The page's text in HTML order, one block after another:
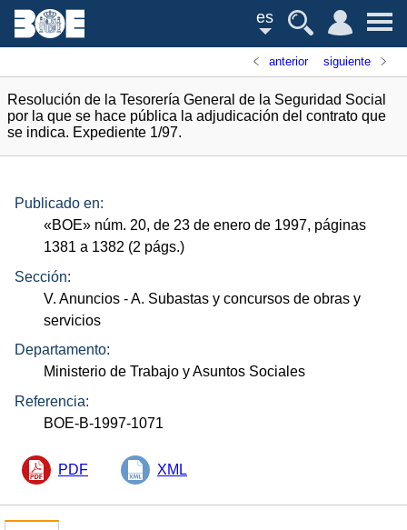
es
anterior siguiente
Resolución de la Tesorería General de la Seguridad Social
por la que se hace pública la adjudicación del contrato que
se indica. Expediente 1/97.
Publicado en:
«BOE» núm. 20, de 23 de enero de 1997, páginas
1381 a 1382 (2 págs.)
Sección:
V. Anuncios - A. Subastas y concursos de obras y
servicios
Departamento:
Ministerio de Trabajo y Asuntos Sociales
Referencia:
BOE-B-1997-1071
PDF XML